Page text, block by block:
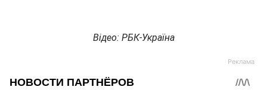
Відео: РБК-Україна